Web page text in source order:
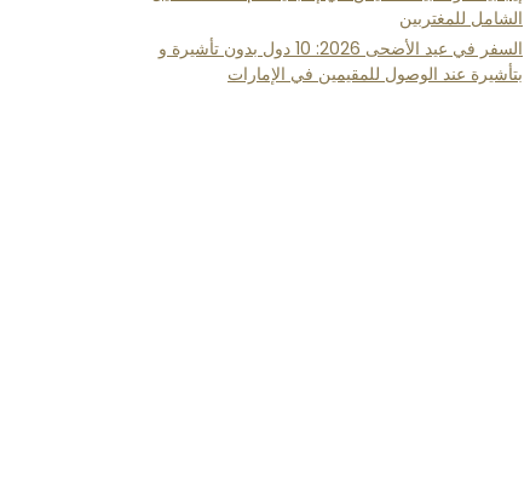
الشامل للمغتربين
السفر في عيد الأضحى 2026: 10 دول بدون تأشيرة و
بتأشيرة عند الوصول للمقيمين في الإمارات